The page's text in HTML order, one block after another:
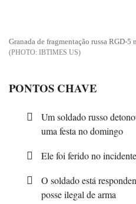
Granada de fragmentação russa RGD-
IBTIMES US
PONTOS CHAVE
Um soldado russo
uma festa no domingo
Ele foi ferido no
O soldado está
posse ilegal de arma